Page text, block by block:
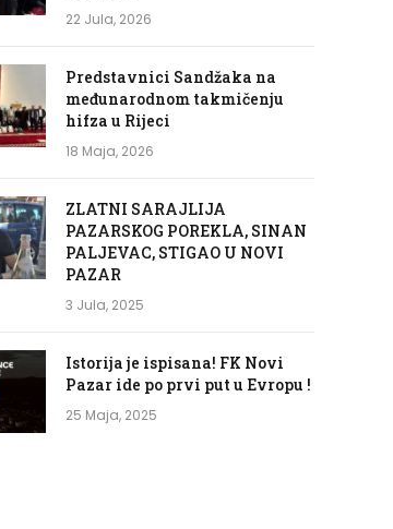
22 Jula, 2026
Predstavnici Sandžaka na
međunarodnom takmičenju
hifza u Rijeci
18 Maja, 2026
ZLATNI SARAJLIJA
PAZARSKOG POREKLA, SINAN
PALJEVAC, STIGAO U NOVI
PAZAR
3 Jula, 2025
Istorija je ispisana! FK Novi
Pazar ide po prvi put u Evropu !
25 Maja, 2025